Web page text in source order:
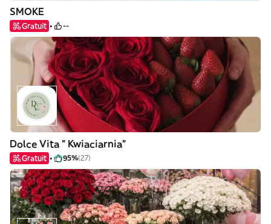
SMOKE
Gratuit --
Dolce Vita " Kwiaciarnia"
Gratuit 95%(27)